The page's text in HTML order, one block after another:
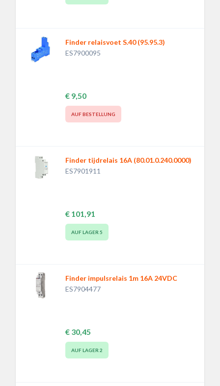
Finder relaisvoet S.40 (95.95.3)
ES7900095
€ 9,50
AUF BESTELLUNG
Finder tijdrelais 16A (80.01.0.240.0000)
ES7901911
€ 101,91
AUF LAGER 5
Finder impulsrelais 1m 16A 24VDC
ES7904477
€ 30,45
AUF LAGER 2